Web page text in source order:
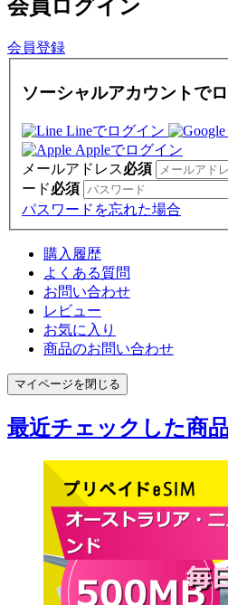
会員 ログイン
会員登録
ソーシャルアカウントで
Lineでログイン
Appleでログイン
メールアドレス必須
ード必須
パスワードを忘れた場合
購入履歴
よくある質問
お問い合わせ
レビュー
お気に入り
商品のお問い合わせ
マイページを閉じる
最近チェックした商